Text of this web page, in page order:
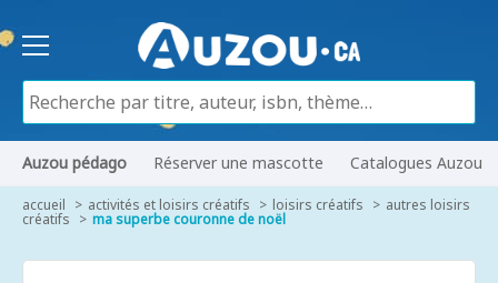
Auzou pédago Réserver une mascotte Catalogues Auzou
accueil activités et loisirs créatifs loisirs créatifs autres loisirs
créatifs ma superbe couronne de noël